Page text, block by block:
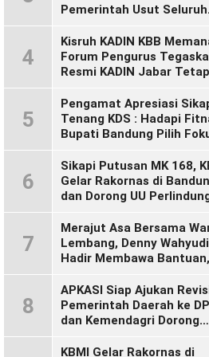
Pemerintah Usut Seluruh
Langgar Hak Pekerja
Sidak KDM”
4
Kisruh KADIN KBB
Forum Pengurus
Resmi KADIN Jabar Tetap
Segera Bertindak
5
Pengamat Apresiasi
Tenang KDS : Hadapi
Bupati Bandung Pilih
6
Sikapi Putusan MK 168,
Gelar Rakornas di
dan Dorong UU
7
Merajut Asa Bersama
Lembang, Denny Wahyudi
Hadir Membawa Bantuan,
Menyalakan Semangat
Generasi Muda
8
APKASI Siap Ajukan
Pemerintah Daerah ke
dan Kemendagri Dorong
Daerah
KBMI Gelar Rakornas di